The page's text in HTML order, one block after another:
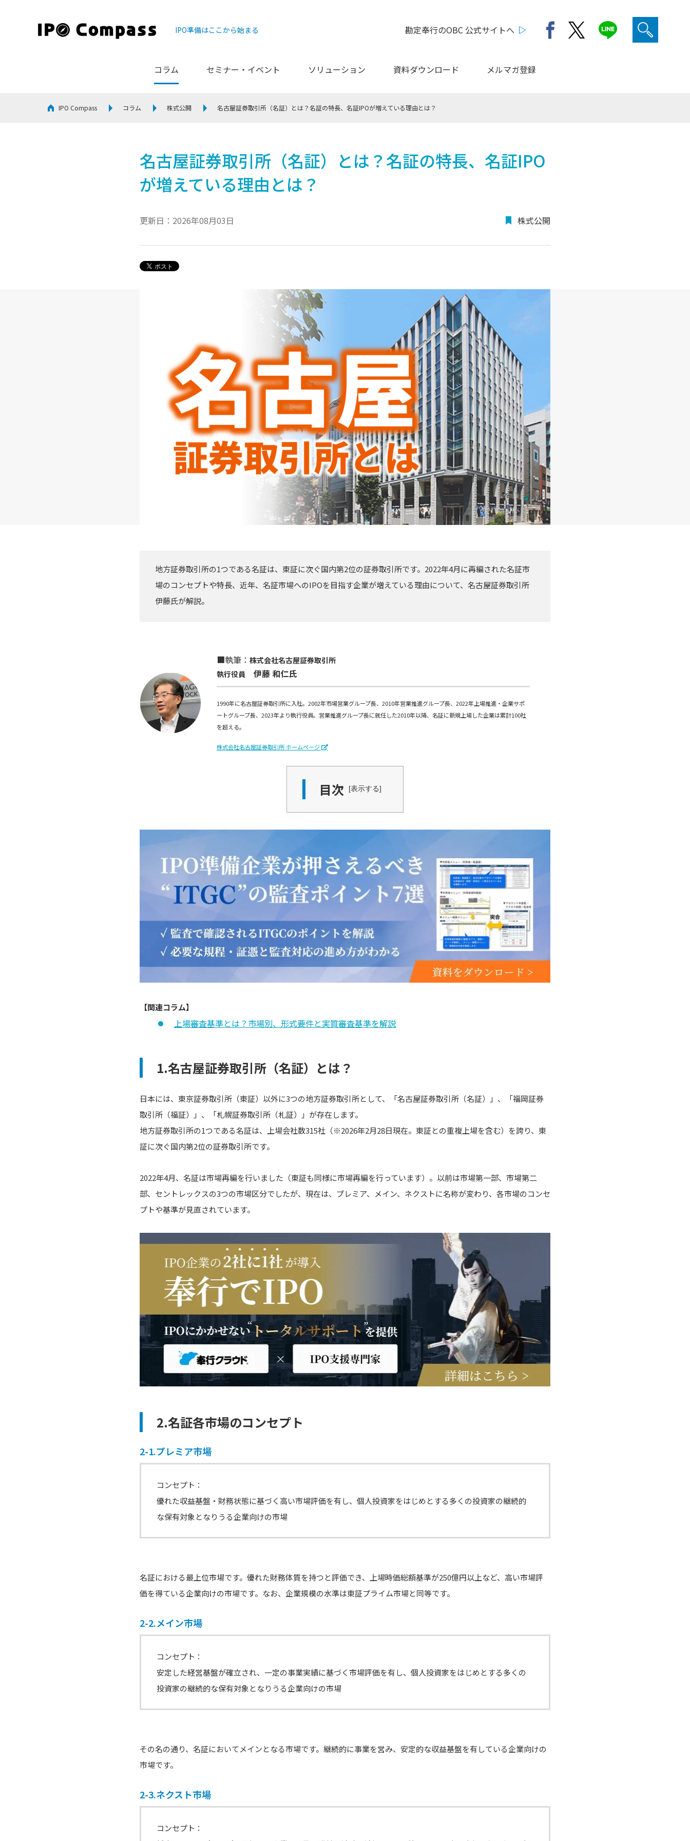
IPO準備はここから始まる 勘定奉行のOBC 公式サイトへ
コラム セミナー・イベント ソリューション 資料ダウンロード メルマガ登録
IPO Compass コラム 株式公開 名古屋証券取引所（名証）とは？名証の特長、名証IPOが増えている理由とは？
名古屋証券取引所（名証）とは？名証の特長、名証IPO
が増えている理由とは？
更新日：2026年08月03日 株式公開
地方証券取引所の1つである名証は、東証に次ぐ国内第2位の証券取引所です。2022年4月に再編された名証市
場のコンセプトや特長、近年、名証市場へのIPOを目指す企業が増えている理由について、名古屋証券取引所
伊藤氏が解説。
■執筆： 株式会社名古屋証券取引所
執行役員
伊藤 和仁氏
1990年に名古屋証券取引所に入社。2002年市場営業グループ長、2010年営業推進グループ長、2022年上場推進・企業サポ
ートグループ長、2023年より執行役員。営業推進グループ長に就任した2010年以降、名証に新規上場した企業は累計100社
を超える。
株式会社名古屋証券取引所 ホームページ
目次 表示する
【関連コラム】
上場審査基準とは？市場別、形式要件と実質審査基準を解説
1.名古屋証券取引所（名証）とは？
日本には、東京証券取引所（東証）以外に3つの地方証券取引所として、「名古屋証券取引所（名証）」、「福岡証券
取引所（福証）」、「札幌証券取引所（札証）」が存在します。
地方証券取引所の1つである名証は、上場会社数315社（※2026年2月28日現在。東証との重複上場を含む）を誇り、東
証に次ぐ国内第2位の証券取引所です。
2022年4月、名証は市場再編を行いました（東証も同様に市場再編を行っています）。以前は市場第一部、市場第二
部、セントレックスの3つの市場区分でしたが、現在は、プレミア、メイン、ネクストに名称が変わり、各市場のコンセ
プトや基準が見直されています。
2.名証各市場のコンセプト
2-1.プレミア市場
コンセプト：
優れた収益基盤・財務状態に基づく高い市場評価を有し、個人投資家をはじめとする多くの投資家の継続的
な保有対象となりうる企業向けの市場
名証における最上位市場です。優れた財務体質を持つと評価でき、上場時価総額基準が250億円以上など、高い市場評
価を得ている企業向けの市場です。なお、企業規模の水準は東証プライム市場と同等です。
2-2.メイン市場
コンセプト：
安定した経営基盤が確立され、一定の事業実績に基づく市場評価を有し、個人投資家をはじめとする多くの
投資家の継続的な保有対象となりうる企業向けの市場
その名の通り、名証においてメインとなる市場です。継続的に事業を営み、安定的な収益基盤を有している企業向けの
市場です。
2-3.ネクスト市場
コンセプト：